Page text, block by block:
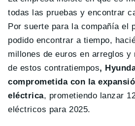
todas las pruebas y encontrar
Por suerte para la compañía el
podido encontrar a tiempo,
millones de euros en arreglos y
de estos contratiempos,
comprometida con la
eléctrica, prometiendo lanzar
eléctricos para 2025.